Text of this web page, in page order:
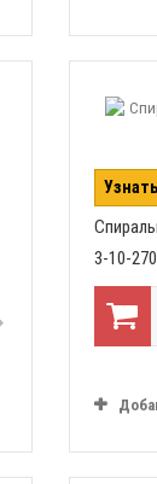
3-10-